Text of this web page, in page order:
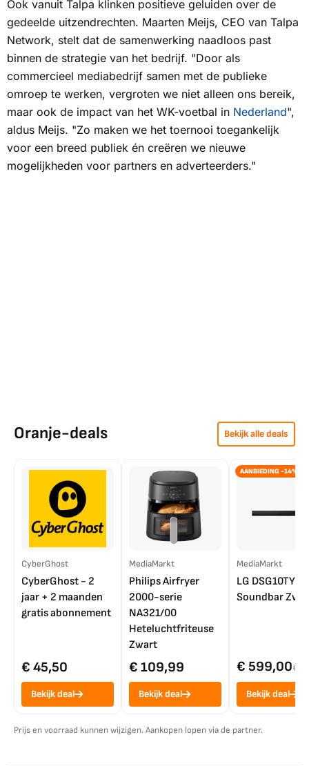
Ook vanuit Talpa klinken positieve geluiden over de
gedeelde uitzendrechten. Maarten Meijs, CEO van Talpa
Network, stelt dat de samenwerking naadloos past
binnen de strategie van het bedrijf. "Door als
commercieel mediabedrijf samen met de publieke
omroep te werken, vergroten we niet alleen ons bereik,
maar ook de impact van het WK-voetbal in Nederland",
aldus Meijs. "Zo maken we het toernooi toegankelijk
voor een breed publiek én creëren we nieuwe
mogelijkheden voor partners en adverteerders."
Oranje-deals Bekijk alle deals
CyberGhost
CyberGhost - 2
jaar + 2 maanden
gratis abonnement
€ 45,50
Bekijk deal
MediaMarkt
Philips Airfryer
2000-serie
NA321/00
Heteluchtfriteuse
Zwart
€ 109,99
Bekijk deal
AANBIEDING -14%
MediaMarkt
LG DSG10TY
Soundbar
€ 599,00€
Bekijk deal
Prijs en voorraad kunnen wijzigen. Aankopen lopen via de partner.